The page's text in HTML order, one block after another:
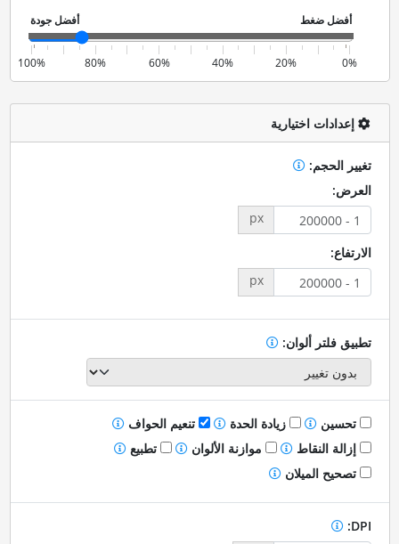
0%
20%
40%
60%
80%
100%
إعدادات اختيارية
تغيير الحجم:
العرض:
px
الارتفاع:
px
تطبيق فلتر ألوان:
تحسين زيادة الحدة
تنعيم الحواف
إزالة النقاط
موازنة الألوان
تطبيع
تصحيح الميلان
DPI: